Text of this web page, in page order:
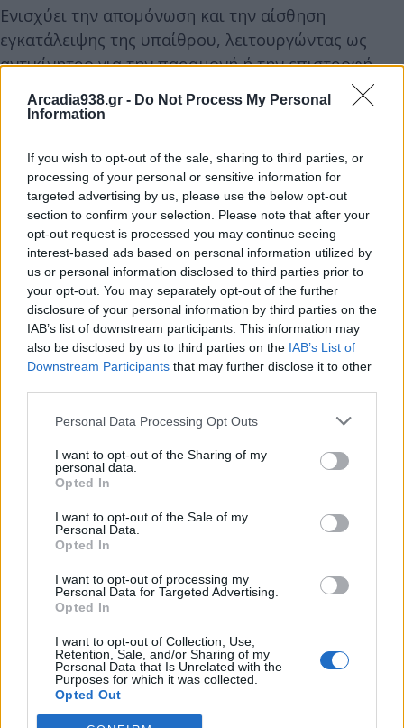
Arcadia938.gr - Do Not Process My Personal
Information
If you wish to opt-out of the sale, sharing to third parties, or
processing of your personal or sensitive information for
targeted advertising by us, please use the below opt-out
section to confirm your selection. Please note that after your
opt-out request is processed you may continue seeing
interest-based ads based on personal information utilized by
us or personal information disclosed to third parties prior to
your opt-out. You may separately opt-out of the further
disclosure of your personal information by third parties on the
IAB’s list of downstream participants. This information may
also be disclosed by us to third parties on the IAB’s List of
Downstream Participants that may further disclose it to other
Personal Data Processing Opt Outs
I want to opt-out of the Sharing of my
personal data.
Opted In
I want to opt-out of the Sale of my
Personal Data.
Opted In
I want to opt-out of processing my
Personal Data for Targeted Advertising.
Opted In
I want to opt-out of Collection, Use,
Retention, Sale, and/or Sharing of my
Personal Data that Is Unrelated with the
Purposes for which it was collected.
Opted Out
Ενισχύει την απομόνωση και την αίσθηση
εγκατάλειψης της υπαίθρου, λειτουργώντας ως
αντικίνητρο για την παραμονή ή την επιστροφή
νέων ανθρώπων.
υπηρεσίες από την Αρκαδία, γεννάται το καίριο
ερώτημα: Ανήκουμε ακόμα στην Ελλάδα ή το
Κράτος μας έχει μετονομαστεί σε Αθήνα;
Η περιφέρεια δεν είναι ένας «τελευταίος τροχός
της άμαξας» που αντιμετωπίζεται με στενά,
λογιστικά κριτήρια κόστους-οφέλους. Η παροχή
καθολικών δημόσιων υπηρεσιών αποτελεί
θεμελιώδη υποχρέωση ενός ευνομούμενου
κράτους και δικαίωμα κάθε πολίτη, ανεξάρτητα
από τον τόπο διαμονής του.
Τα Αιτήματά μας
-Καλούμε την Κυβέρνηση, τα αρμόδια Υπουργεία
(Ψηφιακής Διακυβέρνησης, Οικονομικών) και τη
Διοίκηση των ΕΛΤΑ να λάβουν σοβαρά υπόψη τους
τις ανάγκες και τις διαμαρτυρίες των τοπικών
κοινωνιών και να πράξουν άμεσα τα εξής:
-Άμεση και πλήρης ανάκληση της απόφασης για το
κλείσιμο των καταστημάτων των ΕΛΤΑ σε Άστρος,
Δημητσάνα, Λεβίδι και οποιονδήποτε άλλο δήμο